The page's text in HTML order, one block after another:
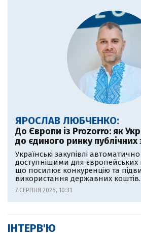
ЯРОСЛАВ ЛЮБЧЕНКО:
До Європи із Prozorro: як
до єдиного ринку публічних
Українські закупівлі
доступнішими для європейських
що посилює конкуренцію та
використання державних коштів.
7 СЕРПНЯ 2026, 10:31
ІНТЕРВ'Ю